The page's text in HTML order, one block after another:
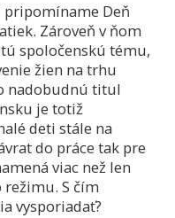
pripomíname Deň
Zároveň v ňom
spoločenskú tému,
žien na trhu
nadobudnú titul
je totiž
deti stále na
do práce tak pre
viac než len
S čím
vysporiadať?